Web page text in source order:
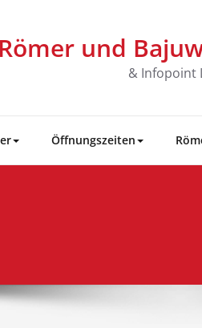
Römer und
& Infopoint
Öffnungszeiten